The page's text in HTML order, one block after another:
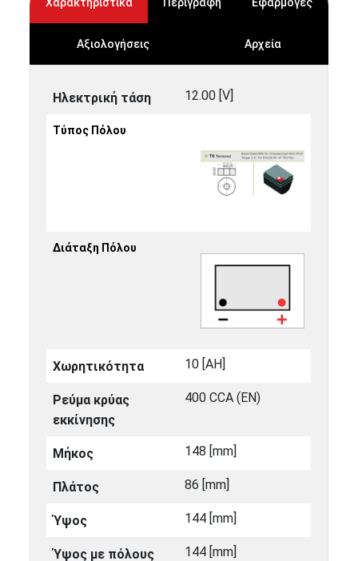
Αξιολογήσεις Αρχεία
Ηλεκτρική τάση 12.00 [V]
Τύπος Πόλου
Διάταξη Πόλου
Χωρητικότητα 10 [ΑΗ]
Ρεύμα κρύας
εκκίνησης
400 CCA (EN)
Μήκος 148 [mm]
Πλάτος 86 [mm]
Ύψος 144 [mm]
Ύψος με πόλους 144 [mm]